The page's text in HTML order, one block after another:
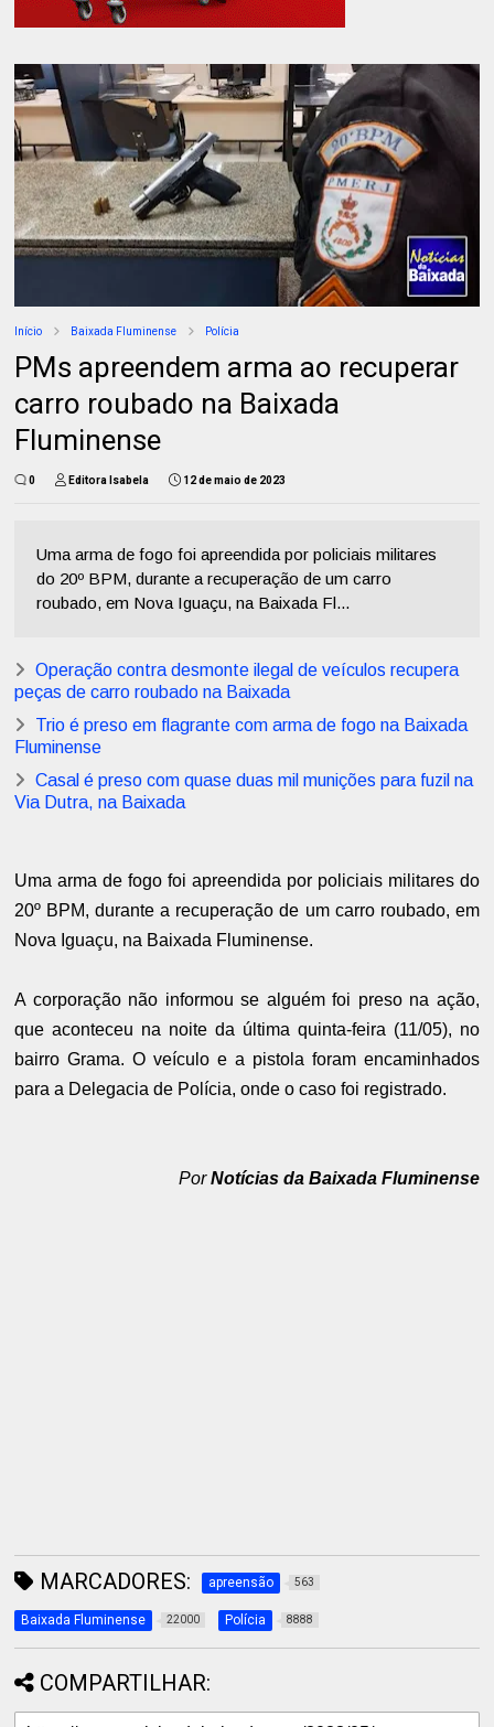
Início Baixada Fluminense Polícia
PMs apreendem arma ao recuperar
carro roubado na Baixada
Fluminense
0 Editora Isabela 12 de maio de 2023
Uma arma de fogo foi apreendida por policiais militares
do 20º BPM, durante a recuperação de um carro
roubado, em Nova Iguaçu, na Baixada Fl...
Operação contra desmonte ilegal de veículos recupera
peças de carro roubado na Baixada
Trio é preso em flagrante com arma de fogo na Baixada
Fluminense
Casal é preso com quase duas mil munições para fuzil na
Via Dutra, na Baixada
Uma arma de fogo foi apreendida por policiais militares do
20º BPM, durante a recuperação de um carro roubado, em
Nova Iguaçu, na Baixada Fluminense.
A corporação não informou se alguém foi preso na ação,
que aconteceu na noite da última quinta-feira (11/05), no
bairro Grama. O veículo e a pistola foram encaminhados
para a Delegacia de Polícia, onde o caso foi registrado.
PorNotícias da Baixada Fluminense
MARCADORES: apreensão 563
Baixada Fluminense 22000 Polícia 8888
COMPARTILHAR: